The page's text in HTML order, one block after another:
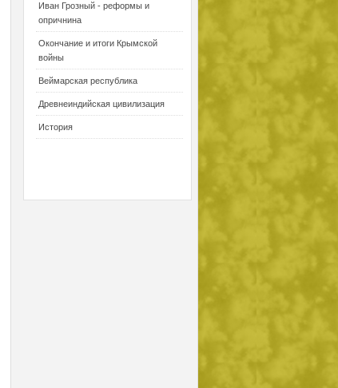
Иван Грозный - реформы и
опричнина
Окончание и итоги Крымской
войны
Веймарская республика
Древнеиндийская цивилизация
История